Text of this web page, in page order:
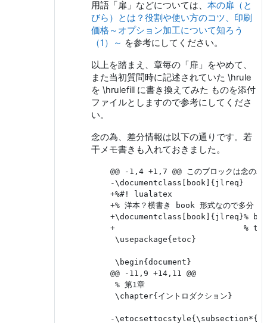
用語「扉」などについては、 本の扉（と
びら）とは？役割や使い方のコツ、印刷
価格～オプション加工について知ろう
（1）～ を参考にしてください。
以上を踏まえ、章毎の「扉」をやめて、
また当初質問時に記述されていた \hrule
を \hrulefill に書き換えてみた ものを添付
ファイルとしますので参考にしてくださ
い。
念の為、差分情報は以下の通りです。若
干メモ書きも入れておきました。
@@ -1,4 +1,7 @@ このブロックは念の為
    -\documentclass[book]{jlreq}
    +%#! lualatex
+% 洋本？横書き book 形式なので多分 左
+\documentclass[book]{jlreq}% book
+                           %
     \usepackage{etoc}
     \begin{document}
    @@ -11,9 +14,11 @@
     % 第1章
     \chapter{イントロダクション}
-\etocsettocstyle{\subsection*{こ